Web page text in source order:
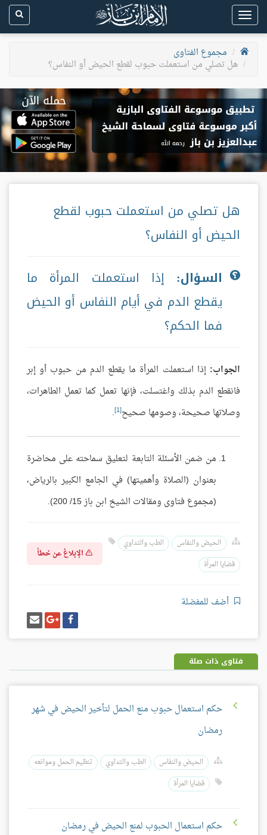
Toggle
navigation
مجموع الفتاوى
هل تصلي من استعملت حبوب لقطع الحيض أو النفاس؟
هل تصلي من استعملت حبوب لقطع
الحيض أو النفاس؟
السؤال: إذا استعملت المرأة ما
يقطع الدم في أيام النفاس أو الحيض
فما الحكم؟
الجواب: إذا استعملت المرأة ما يقطع الدم من حبوب أو إبر
فانقطع الدم بذلك واغتسلت، فإنها تعمل كما تعمل الطاهرات،
وصلاتها صحيحة، وصومها صحيح[1]
.
من ضمن الأسئلة التابعة لتعليق سماحته على محاضرة
بعنوان (الصلاة وأهميتها) في الجامع الكبير بالرياض،
(مجموع فتاوى ومقالات الشيخ ابن باز 15/ 200).
الحيض والنفاس
الطب والتداوي
قضايا المرأة
الإبلاغ عن خطأ
أضف للمفضلة
شارك
على
فيسبوك
شارك
على
غوغل
بلس
إرسل
إيميل
فتاوى ذات صلة
حكم استعمال حبوب منع الحمل لتأخير الحيض في شهر
رمضان
الحيض والنفاس الطب والتداوي
تنظيم الحمل وموانعه
قضايا المرأة
حكم استعمال الحبوب لمنع الحيض في رمضان